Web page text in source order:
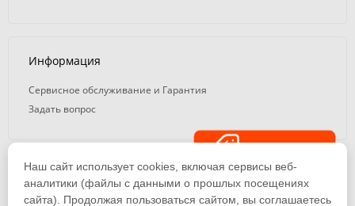
Информация
Сервисное обслуживание и Гарантия
Задать вопрос
© 2008 — 2026. ООО «ТК Вэлд Плюс»
Email: ideasvarki@wp116.ru
Наш сайт использует cookies, включая сервисы веб-
аналитики (файлы с данными о прошлых посещениях
сайта). Продолжая пользоваться сайтом, вы соглашаетесь